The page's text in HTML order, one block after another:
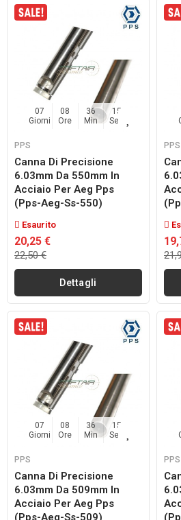
07
Giorni
08
Ore
36
Min
14
Sec
PPS
Canna Di Precisione
6.03mm Da 550mm In
Acciaio Per Aeg Pps
(pps-Aeg-Ss-550)
Esaurito
20,25 €
22,50 €
Dettagli
PPS
07
Giorni
08
Ore
36
Min
14
Sec
PPS
Canna Di Precisione
6.03mm Da 509mm In
Acciaio Per Aeg Pps
(pps-Aeg-Ss-509)
PPS